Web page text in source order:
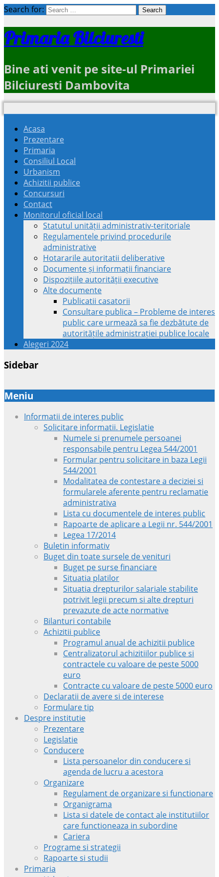
Search for:
Primaria Bilciuresti
Bine ati venit pe site-ul Primariei
Bilciuresti Dambovita
Acasa
Prezentare
Primaria
Consiliul Local
Urbanism
Achizitii publice
Concursuri
Contact
Monitorul oficial local
Statutul unității administrativ-teritoriale
Regulamentele privind procedurile
administrative
Hotararile autoritatii deliberative
Documente și informații financiare
Dispozițiile autorității executive
Alte documente
Publicatii casatorii
Consultare publica – Probleme de interes
public care urmează sa fie dezbătute de
autoritățile administrației publice locale
Alegeri 2024
Sidebar
Meniu
Informatii de interes public
Solicitare informatii. Legislatie
Numele si prenumele persoanei
responsabile pentru Legea 544/2001
Formular pentru solicitare in baza Legii
544/2001
Modalitatea de contestare a deciziei si
formularele aferente pentru reclamatie
administrativa
Lista cu documentele de interes public
Rapoarte de aplicare a Legii nr. 544/2001
Legea 17/2014
Buletin informativ
Buget din toate sursele de venituri
Buget pe surse financiare
Situatia platilor
Situatia drepturilor salariale stabilite
potrivit legii precum si alte drepturi
prevazute de acte normative
Bilanturi contabile
Achizitii publice
Programul anual de achizitii publice
Centralizatorul achizitiilor publice si
contractele cu valoare de peste 5000
euro
Contracte cu valoare de peste 5000 euro
Declaratii de avere si de interese
Formulare tip
Despre institutie
Prezentare
Legislatie
Conducere
Lista persoanelor din conducere si
agenda de lucru a acestora
Organizare
Regulament de organizare si functionare
Organigrama
Lista si datele de contact ale institutiilor
care functioneaza in subordine
Cariera
Programe si strategii
Rapoarte si studii
Primaria